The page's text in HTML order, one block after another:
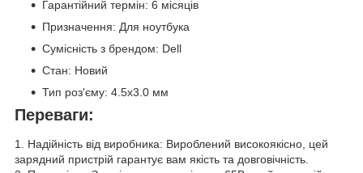
Гарантійний термін: 6 місяців
Призначення: Для ноутбука
Сумісність з брендом: Dell
Стан: Новий
Тип роз'єму: 4.5x3.0 мм
Переваги:
1. Надійність від виробника: Вироблений високоякісно, цей
зарядний пристрій гарантує вам якість та довговічність.